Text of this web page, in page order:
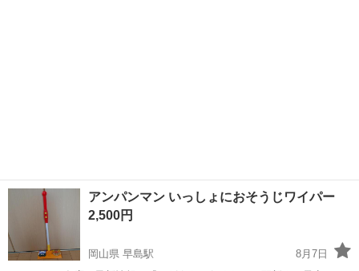
アンパンマン いっしょにおそうじワイパー
2,500円
岡山県 早島駅
8月7日